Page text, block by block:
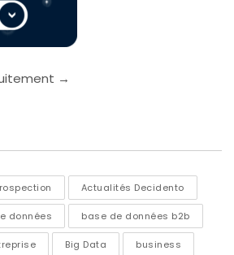
→
Actualités Decidento
données base de données b2b
Big Data business